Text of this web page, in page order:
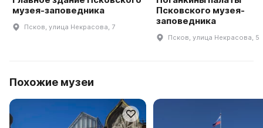
музея-заповедника
Псков, улица Некрасова, 7
Псковского музея-
заповедника
Псков, улица Некрасова, 5
Похожие музеи